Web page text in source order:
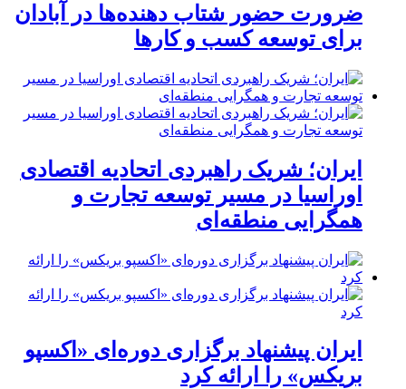
ضرورت حضور شتاب ‌دهنده‌ها در آبادان
برای توسعه کسب‌ و کارها
ایران؛ شریک راهبردی اتحادیه اقتصادی
اوراسیا در مسیر توسعه تجارت و
همگرایی منطقه‌ای
ایران پیشنهاد برگزاری دوره‌ای «اکسپو
بریکس» را ارائه کرد